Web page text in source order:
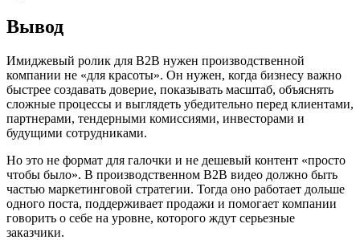
Вывод
Имиджевый ролик для B2B нужен производственной
компании не «для красоты». Он нужен, когда бизнесу важно
быстрее создавать доверие, показывать масштаб, объяснять
сложные процессы и выглядеть убедительно перед клиентами,
партнерами, тендерными комиссиями, инвесторами и
будущими сотрудниками.
Но это не формат для галочки и не дешевый контент «просто
чтобы было». В производственном B2B видео должно быть
частью маркетинговой стратегии. Тогда оно работает дольше
одного поста, поддерживает продажи и помогает компании
говорить о себе на уровне, которого ждут серьезные
заказчики.